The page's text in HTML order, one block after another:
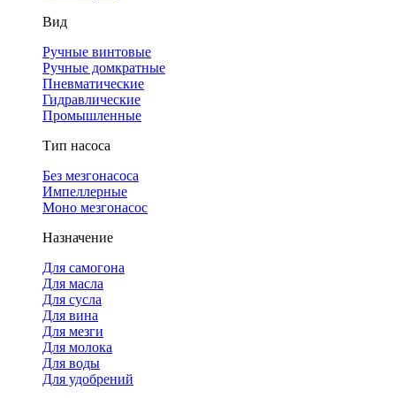
Вид
Ручные винтовые
Ручные домкратные
Пневматические
Гидравлические
Промышленные
Тип насоса
Без мезгонасоса
Импеллерные
Моно мезгонасос
Назначение
Для самогона
Для масла
Для сусла
Для вина
Для мезги
Для молока
Для воды
Для удобрений